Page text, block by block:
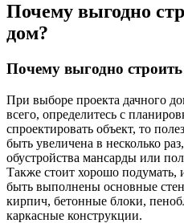
Почему выгодно
дом?
Почему выгодно
При выборе проекта дачного
всего, определитесь с
спроектировать объект, то
быть увеличена в несколько
обустройства мансарды или
Также стоит хорошо подумать,
быть выполнены основные
кирпич, бетонные блоки,
каркасные конструкции.